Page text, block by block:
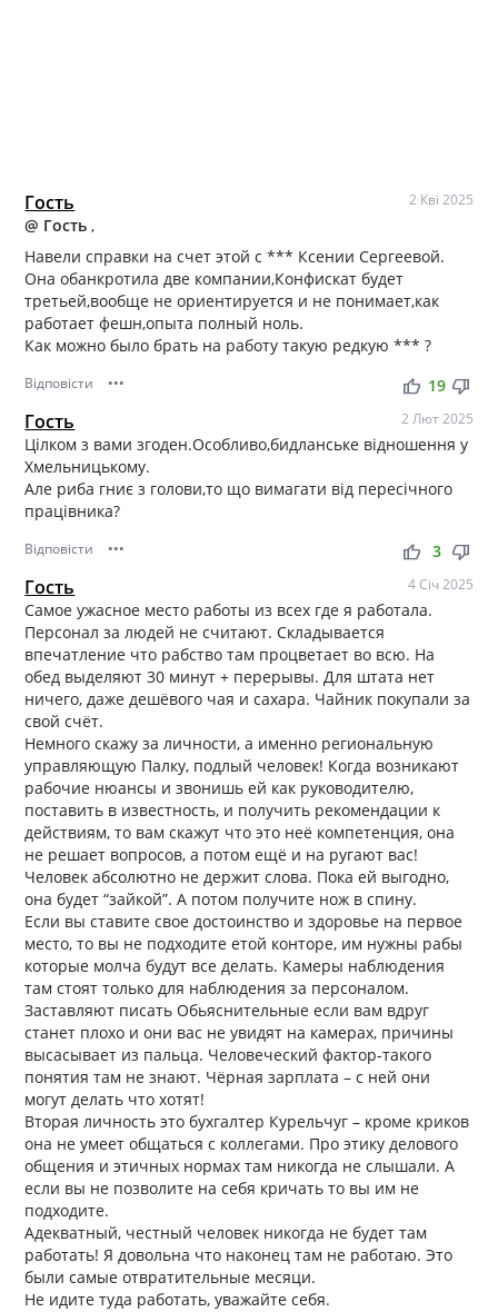
Гость 2 Кві 2025
@ Гость,
Навели справки на счет этой с *** Ксении Сергеевой.
Она обанкротила две компании,Конфискат будет
третьей,вообще не ориентируется и не понимает,как
работает фешн,опыта полный ноль.
Как можно было брать на работу такую редкую *** ?
Відповісти ••• thumb_up thumb_down
19
Гость 2 Лют 2025
Цілком з вами згоден.Особливо,бидланське відношення у
Хмельницькому.
Але риба гниє з голови,то що вимагати від пересічного
працівника?
Відповісти ••• thumb_up thumb_down
3
Гость 4 Січ 2025
Самое ужасное место работы из всех где я работала.
Персонал за людей не считают. Складывается
впечатление что рабство там процветает во всю. На
обед выделяют 30 минут + перерывы. Для штата нет
ничего, даже дешёвого чая и сахара. Чайник покупали за
свой счёт.
Немного скажу за личности, а именно региональную
управляющую Палку, подлый человек! Когда возникают
рабочие нюансы и звонишь ей как руководителю,
поставить в известность, и получить рекомендации к
действиям, то вам скажут что это неё компетенция, она
не решает вопросов, а потом ещё и на ругают вас!
Человек абсолютно не держит слова. Пока ей выгодно,
она будет “зайкой”. А потом получите нож в спину.
Если вы ставите свое достоинство и здоровье на первое
место, то вы не подходите етой конторе, им нужны рабы
которые молча будут все делать. Камеры наблюдения
там стоят только для наблюдения за персоналом.
Заставляют писать Обьяснительные если вам вдруг
станет плохо и они вас не увидят на камерах, причины
высасывает из пальца. Человеческий фактор-такого
понятия там не знают. Чёрная зарплата – с ней они
могут делать что хотят!
Вторая личность это бухгалтер Курельчуг – кроме криков
она не умеет общаться с коллегами. Про этику делового
общения и этичных нормах там никогда не слышали. А
если вы не позволите на себя кричать то вы им не
подходите.
Адекватный, честный человек никогда не будет там
работать! Я довольна что наконец там не работаю. Это
были самые отвратительные месяци.
Не идите туда работать, уважайте себя.